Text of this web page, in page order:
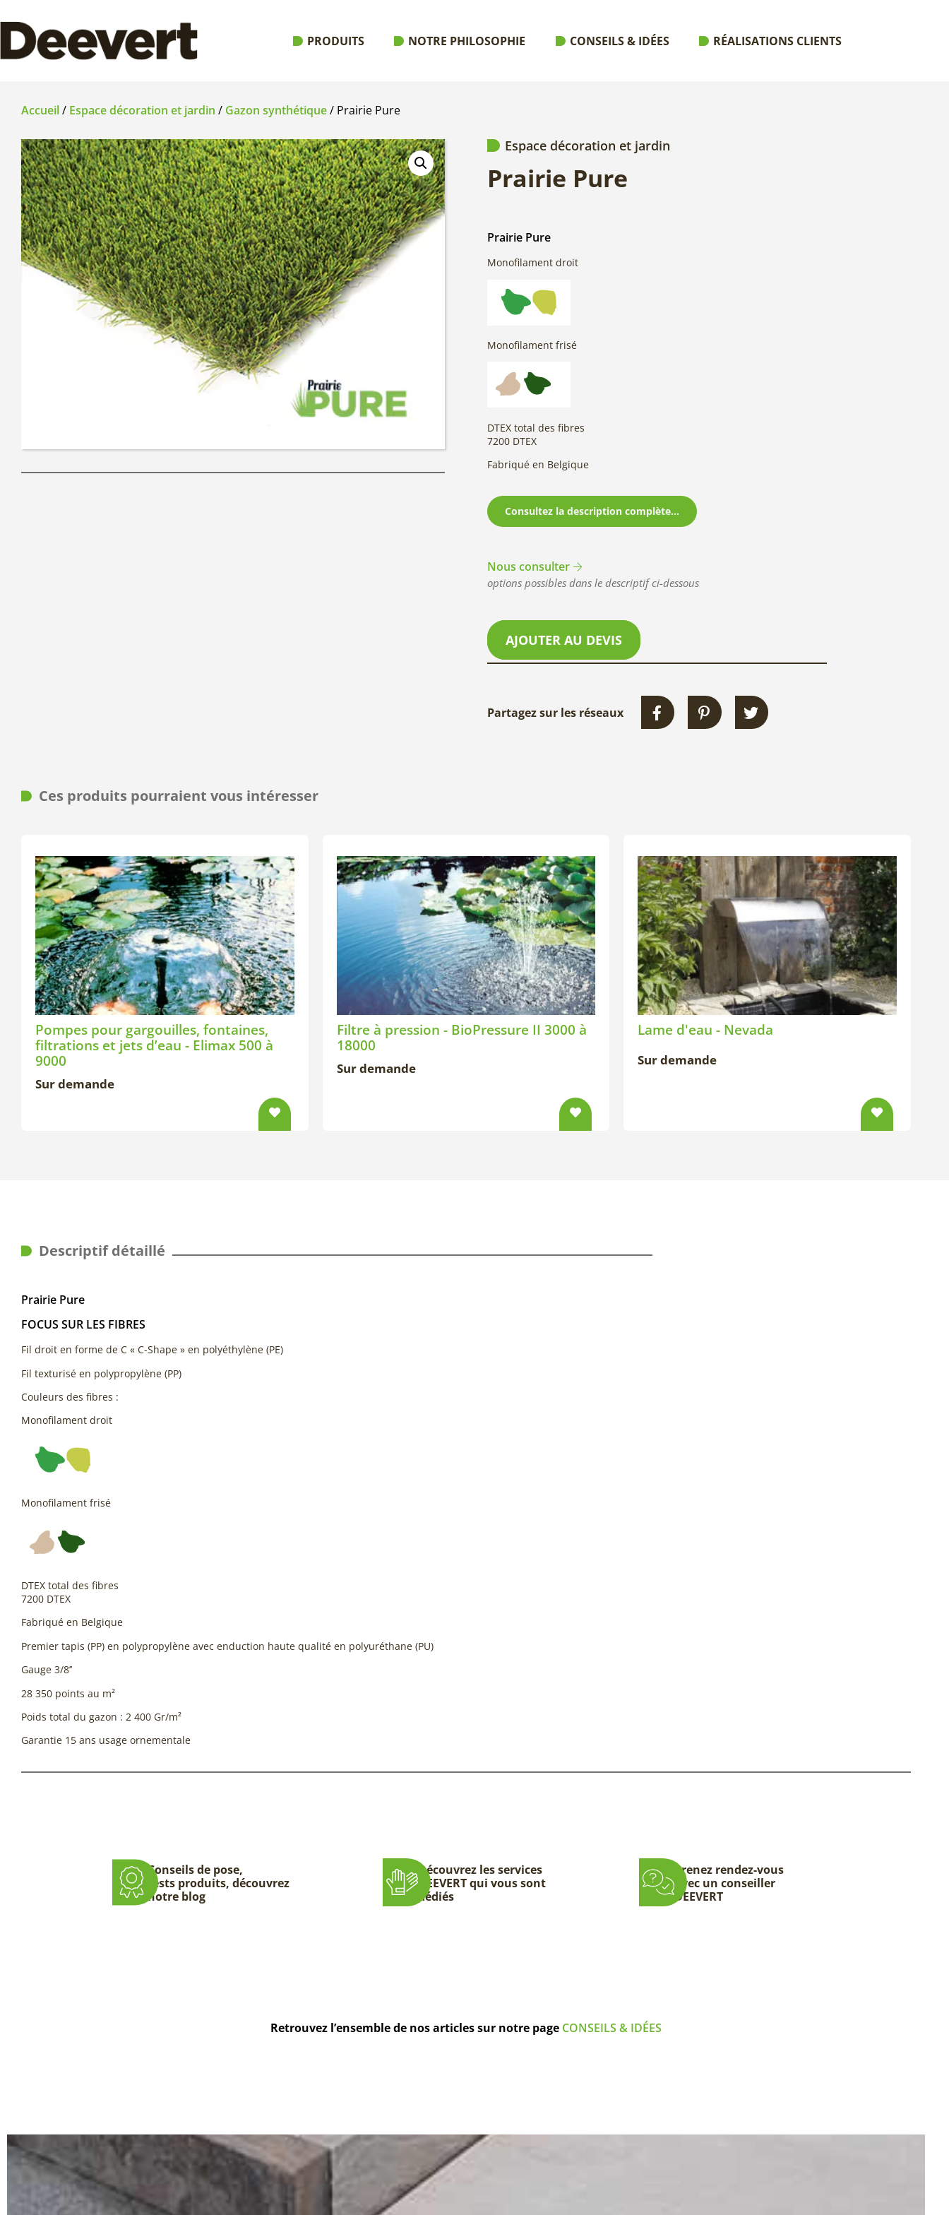
PRODUITS NOTRE PHILOSOPHIE CONSEILS & IDÉES RÉALISATIONS CLIENTS
Accueil/ Espace décoration et jardin / Gazon synthétique/ Prairie Pure
Espace décoration et jardin
Prairie Pure
Prairie Pure
Monofilament droit
Monofilament frisé
DTEX total des fibres
7200 DTEX
Fabriqué en Belgique
Consultez la description complète...
Nous consulter
options possibles dans le descriptif ci-dessous
AJOUTER AU DEVIS
Partagez sur les réseaux
Ces produits pourraient vous intéresser
Pompes pour gargouilles, fontaines,
filtrations et jets d’eau - Elimax 500 à
9000
Sur demande
Filtre à pression - BioPressure II 3000 à
18000
Sur demande
Lame d'eau - Nevada
Sur demande
Descriptif détaillé
Prairie Pure
FOCUS SUR LES FIBRES
Fil droit en forme de C « C-Shape » en polyéthylène (PE)
Fil texturisé en polypropylène (PP)
Couleurs des fibres :
Monofilament droit
Monofilament frisé
DTEX total des fibres
7200 DTEX
Fabriqué en Belgique
Premier tapis (PP) en polypropylène avec enduction haute qualité en polyuréthane (PU)
Gauge 3/8’’
28 350 points au m²
Poids total du gazon : 2 400 Gr/m²
Garantie 15 ans usage ornementale
Conseils de pose,
tests produits, découvrez
notre blog
Découvrez les services
DEEVERT qui vous sont
dédiés
Prenez rendez-vous
avec un conseiller
DEEVERT
Retrouvez l’ensemble de nos articles sur notre page CONSEILS & IDÉES